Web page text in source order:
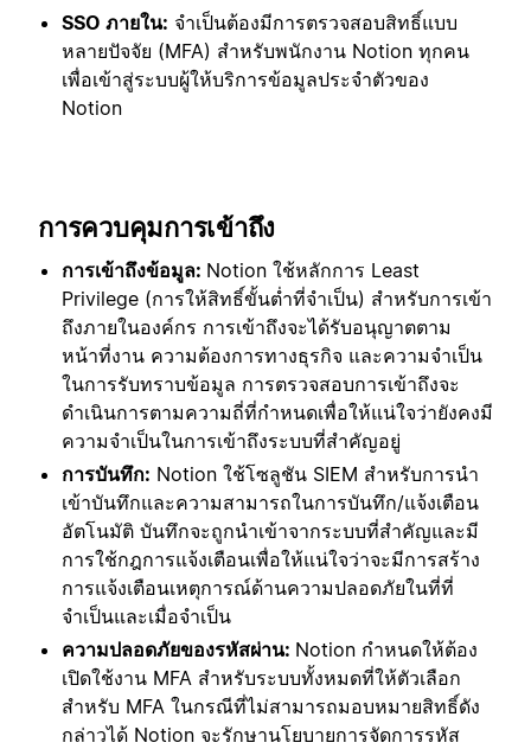
SSO ภายใน: จำเป็นต้องมีการตรวจสอบสิทธิ์แบบ
หลายปัจจัย (MFA) สำหรับพนักงาน Notion ทุกคน
เพื่อเข้าสู่ระบบผู้ให้บริการข้อมูลประจำตัวของ
Notion
การควบคุมการเข้าถึง
การเข้าถึงข้อมูล: Notion ใช้หลักการ Least
Privilege (การให้สิทธิ์ขั้นต่ำที่จำเป็น) สำหรับการเข้า
ถึงภายในองค์กร การเข้าถึงจะได้รับอนุญาตตาม
หน้าที่งาน ความต้องการทางธุรกิจ และความจำเป็น
ในการรับทราบข้อมูล การตรวจสอบการเข้าถึงจะ
ดำเนินการตามความถี่ที่กำหนดเพื่อให้แน่ใจว่ายังคงมี
ความจำเป็นในการเข้าถึงระบบที่สำคัญอยู่
การบันทึก: Notion ใช้โซลูชัน SIEM สำหรับการนำ
เข้าบันทึกและความสามารถในการบันทึก/แจ้งเตือน
อัตโนมัติ บันทึกจะถูกนำเข้าจากระบบที่สำคัญและมี
การใช้กฎการแจ้งเตือนเพื่อให้แน่ใจว่าจะมีการสร้าง
การแจ้งเตือนเหตุการณ์ด้านความปลอดภัยในที่ที่
จำเป็นและเมื่อจำเป็น
ความปลอดภัยของรหัสผ่าน: Notion กำหนดให้ต้อง
เปิดใช้งาน MFA สำหรับระบบทั้งหมดที่ให้ตัวเลือก
สำหรับ MFA ในกรณีที่ไม่สามารถมอบหมายสิทธิ์ดัง
กล่าวได้ Notion จะรักษานโยบายการจัดการรหัส